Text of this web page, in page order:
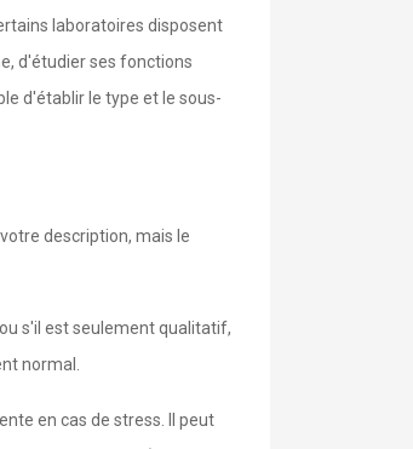
laboratoires disposent
d'étudier ses fonctions
d'établir le type et le sous-
description, mais le
s'il est seulement qualitatif,
normal.
en cas de stress. Il peut